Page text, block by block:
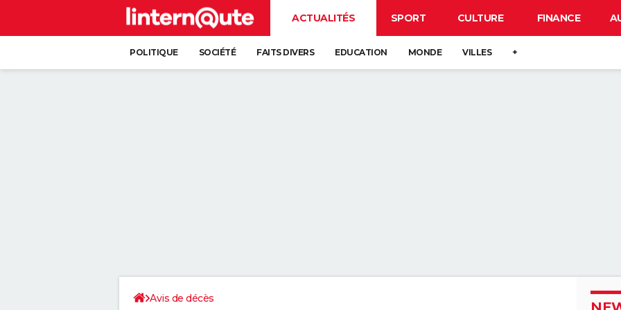
ACTUALITÉS SPORT CULTURE FINANCE
POLITIQUE SOCIÉTÉ FAITS DIVERS EDUCATION MONDE VILLES +
Avis de décès